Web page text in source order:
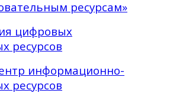
ресурсам»
цифровых
ресурсов
информационно-
ресурсов